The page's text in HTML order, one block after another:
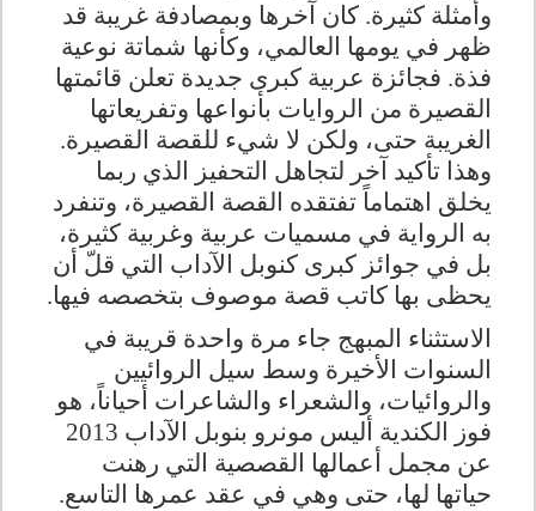
وأمثلة كثيرة. كان آخرها وبمصادفة غريبة قد
ظهر في يومها العالمي، وكأنها شماتة نوعية
فذة. فجائزة عربية كبرى جديدة تعلن قائمتها
القصيرة من الروايات بأنواعها وتفريعاتها
الغريبة حتى، ولكن لا شيء للقصة القصيرة.
وهذا تأكيد آخر لتجاهل التحفيز الذي ربما
يخلق اهتماماً تفتقده القصة القصيرة، وتنفرد
به الرواية في مسميات عربية وغربية كثيرة،
بل في جوائز كبرى كنوبل الآداب التي قلّ أن
يحظى بها كاتب قصة موصوف بتخصصه فيها.
الاستثناء المبهج جاء مرة واحدة قريبة في
السنوات الأخيرة وسط سيل الروائيين
والروائيات، والشعراء والشاعرات أحياناً، هو
فوز الكندية أليس مونرو بنوبل الآداب 2013
عن مجمل أعمالها القصصية التي رهنت
حياتها لها، حتى وهي في عقد عمرها التاسع.